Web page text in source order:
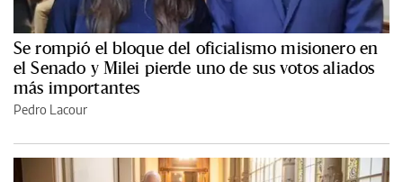
Se rompió el bloque del oficialismo misionero en
el Senado y Milei pierde uno de sus votos aliados
más importantes
Pedro Lacour